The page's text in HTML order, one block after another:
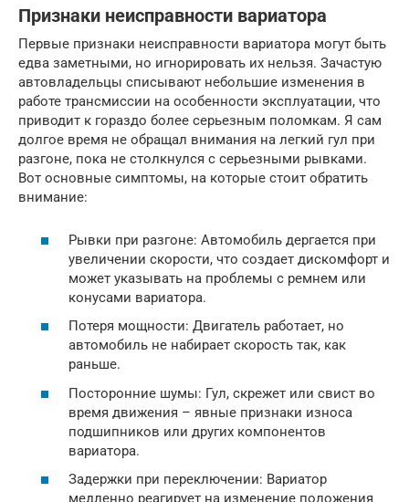
Признаки неисправности вариатора
Первые признаки неисправности вариатора могут быть
едва заметными, но игнорировать их нельзя. Зачастую
автовладельцы списывают небольшие изменения в
работе трансмиссии на особенности эксплуатации, что
приводит к гораздо более серьезным поломкам. Я сам
долгое время не обращал внимания на легкий гул при
разгоне, пока не столкнулся с серьезными рывками.
Вот основные симптомы, на которые стоит обратить
внимание:
Рывки при разгоне: Автомобиль дергается при
увеличении скорости, что создает дискомфорт и
может указывать на проблемы с ремнем или
конусами вариатора.
Потеря мощности: Двигатель работает, но
автомобиль не набирает скорость так, как
раньше.
Посторонние шумы: Гул, скрежет или свист во
время движения – явные признаки износа
подшипников или других компонентов
вариатора.
Задержки при переключении: Вариатор
медленно реагирует на изменение положения